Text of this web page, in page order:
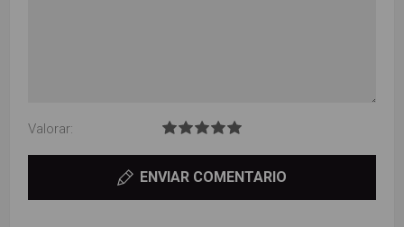
Valorar:
ENVIAR COMENTARIO